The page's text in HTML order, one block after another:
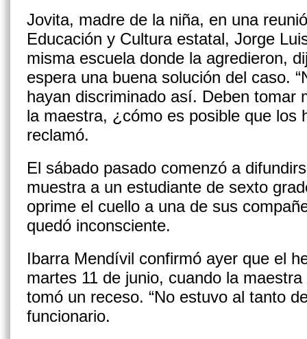
Jovita, madre de la niña, en una
Educación y Cultura estatal, Jorge
misma escuela donde la agredieron,
espera una buena solución del caso.
hayan discriminado así. Deben tomar
la maestra, ¿cómo es posible que los
reclamó.
El sábado pasado comenzó a
muestra a un estudiante de sexto
oprime el cuello a una de sus
quedó inconsciente.
Ibarra Mendívil confirmó ayer que el
martes 11 de junio, cuando la
tomó un receso. “No estuvo al tanto
funcionario.